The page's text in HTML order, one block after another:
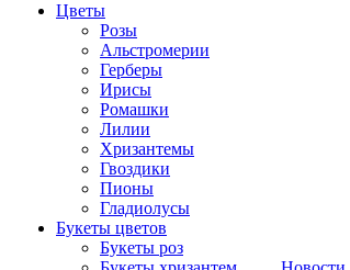
Цветы
Розы
Альстромерии
Герберы
Ирисы
Ромашки
Лилии
Хризантемы
Гвоздики
Пионы
Гладиолусы
Букеты цветов
Букеты роз